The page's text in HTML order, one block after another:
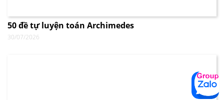
50 đề tự luyện toán Archimedes
30/07/2026